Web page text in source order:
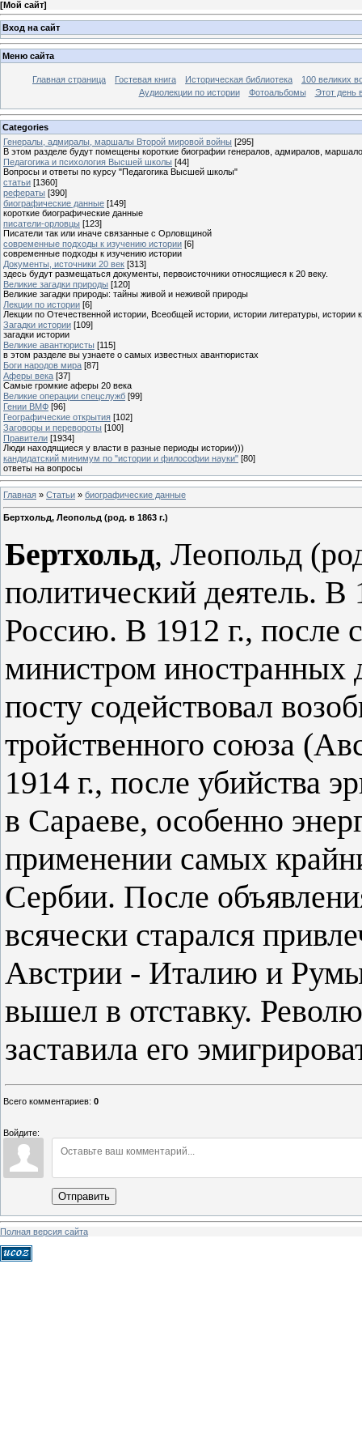
[Мой сайт]
Вход на сайт
Меню сайта
Главная страница Гостевая книга Историческая библиотека
100 великих
Аудиолекции по истории
Фотоальбомы Этот день
Categories
Генералы, адмиралы, маршалы Второй мировой войны [295]
В этом разделе будут помещены короткие биографии генералов, адмиралов,
Педагогика и психология Высшей школы [44]
Вопросы и ответы по курсу "Педагогика Высшей школы"
статьи [1360]
рефераты [390]
биографические данные [149]
короткие биографические данные
писатели-орловцы [123]
Писатели так или иначе связанные с Орловщиной
современные подходы к изучению истории [6]
современные подходы к изучению истории
Документы, источники 20 век [313]
здесь будут размещаться документы, первоисточники относящиеся к 20 веку.
Великие загадки природы [120]
Великие загадки природы: тайны живой и неживой природы
Лекции по истории [6]
Лекции по Отечественной истории, Всеобщей истории, истории литературы, истории
Загадки истории [109]
загадки истории
Великие авантюристы [115]
в этом разделе вы узнаете о самых известных авантюристах
Боги народов мира [87]
Аферы века [37]
Самые громкие аферы 20 века
Великие операции спецслужб [99]
Гении ВМФ [96]
Географические открытия [102]
Заговоры и перевороты [100]
Правители [1934]
Люди находящиеся у власти в разные периоды истории)))
кандидатский минимум по "истории и философии науки" [80]
ответы на вопросы
Главная » Статьи » биографические данные
Бертхольд, Леопольд (род. в 1863 г.)
Бертхольд, Леопольд
политический деятель. В
Россию. В 1912 г., после
министром иностранных
посту содействовал
тройственного союза
1914 г., после убийства
в Сараеве, особенно
применении самых
Сербии. После
всячески старался
Австрии - Италию и
вышел в отставку.
заставила его
Всего комментариев: 0
Войдите:
Отправить
Полная версия сайта